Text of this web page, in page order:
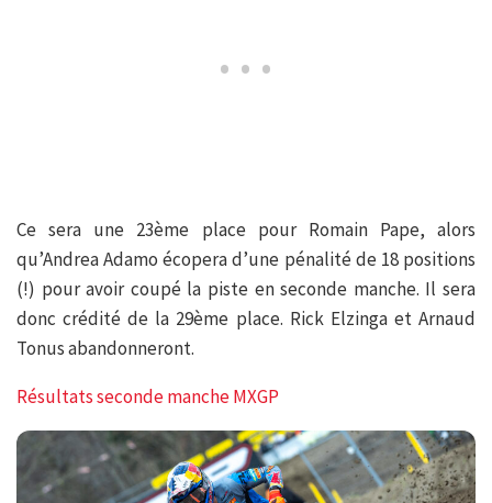
Ce sera une 23ème place pour Romain Pape, alors
qu’Andrea Adamo écopera d’une pénalité de 18 positions
(!) pour avoir coupé la piste en seconde manche. Il sera
donc crédité de la 29ème place. Rick Elzinga et Arnaud
Tonus abandonneront.
Résultats seconde manche MXGP